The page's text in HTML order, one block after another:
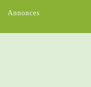
Annonces